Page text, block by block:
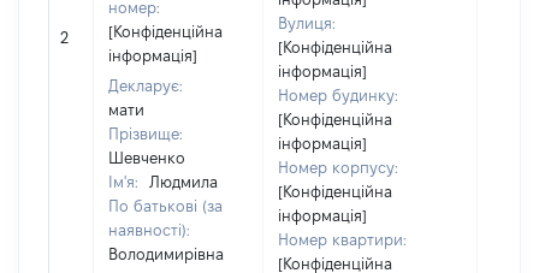
2
номер:
[Конфіденційна
інформація]
Декларує:
мати
Прізвище:
Шевченко
Ім'я:
Людмила
По батькові (за
наявності):
Володимирівна
Вулиця:
[Конфіденційна
інформація]
Номер будинку:
[Конфіденційна
інформація]
Номер корпусу:
[Конфіденційна
інформація]
Номер квартири:
[Конфіденційна